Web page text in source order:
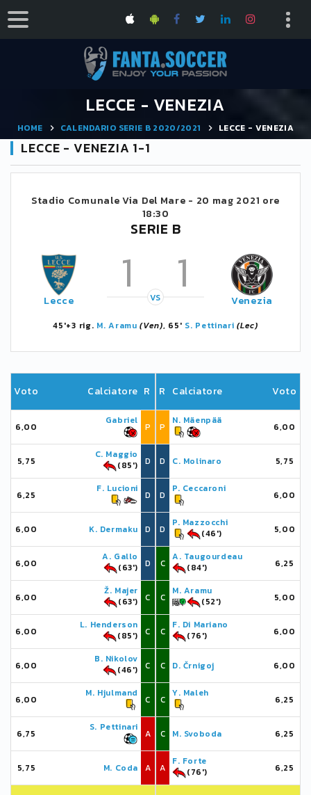
LECCE - VENEZIA
HOME CALENDARIO SERIE B 2020/2021 LECCE - VENEZIA
LECCE - VENEZIA 1-1
Stadio Comunale Via Del Mare - 20 mag 2021 ore
18:30
SERIE B
Lecce 1 1
VS Venezia
45'+3 rig. M. Aramu (Ven), 65' S. Pettinari (Lec)
Voto Calciatore R
6,00
Gabriel
P
5,75
C. Maggio
(85')
D
6,25
F. Lucioni
D
6,00 K. Dermaku D
6,00
A. Gallo
(63')
D
6,00
Ž. Majer
(63')
C
6,00
L. Henderson
(85')
C
6,00
B. Nikolov
(46')
C
6,00
M. Hjulmand
C
6,75
S. Pettinari
A
5,75 M. Coda A
R Calciatore Voto
P
N. Mäenpää
6,00
D C. Molinaro 5,75
D
P. Ceccaroni
6,00
D
P. Mazzocchi
(46')
5,00
C
A. Taugourdeau
(84')
6,25
C
M. Aramu
(52')
5,00
C
F. Di Mariano
(76')
6,00
C D. Črnigoj 6,00
C
Y. Maleh
6,25
C M. Svoboda 6,25
A
F. Forte
(76')
6,25